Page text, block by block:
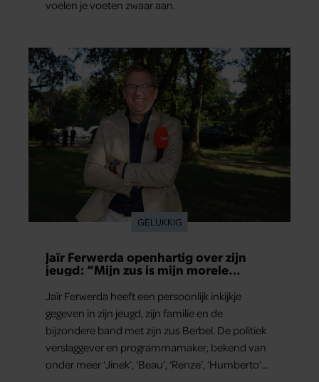
voelen je voeten zwaar aan.
GELUKKIG
Jaïr Ferwerda openhartig over zijn
jeugd: “Mijn zus is mijn morele
Jaïr Ferwerda heeft een persoonlijk inkijkje
gegeven in zijn jeugd, zijn familie en de
bijzondere band met zijn zus Berbel. De politiek
verslaggever en programmamaker, bekend van
onder meer ‘Jinek’, ‘Beau’, ‘Renze’, ‘Humberto’